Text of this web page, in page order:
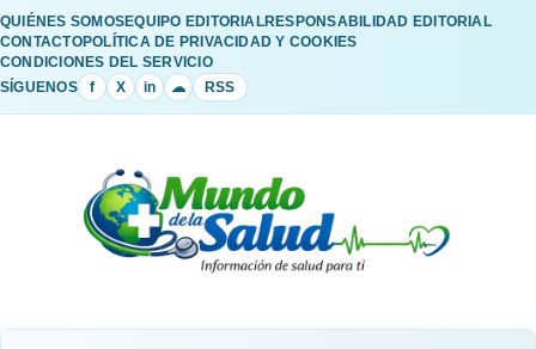
QUIÉNES SOMOSEQUIPO EDITORIALRESPONSABILIDAD EDITORIAL
CONTACTOPOLÍTICA DE PRIVACIDAD Y COOKIES
CONDICIONES DEL SERVICIO
SÍGUENOS
f X in ☁ RSS